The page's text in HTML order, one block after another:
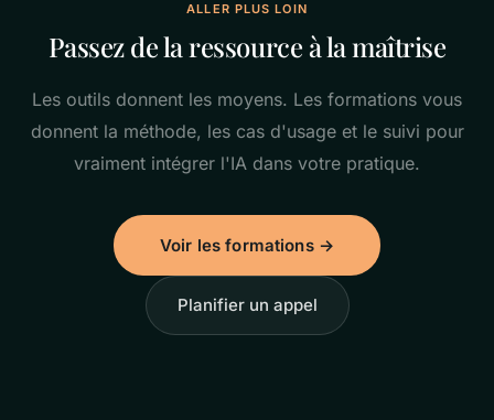
ALLER PLUS LOIN
Passez de la ressource à la maîtrise
Les outils donnent les moyens. Les formations vous
donnent la méthode, les cas d'usage et le suivi pour
vraiment intégrer l'IA dans votre pratique.
Voir les formations →
Planifier un appel